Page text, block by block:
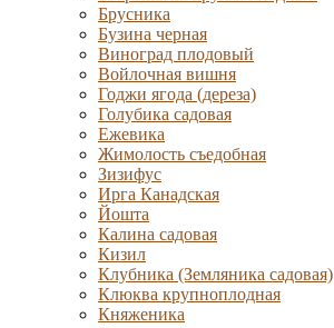
Брусника
Бузина черная
Виноград плодовый
Войлочная вишня
Годжи ягода (дереза)
Голубика садовая
Ежевика
Жимолость съедобная
Зизифус
Ирга Канадская
Йошта
Калина садовая
Кизил
Клубника (Земляника садовая)
Клюква крупноплодная
Княженика